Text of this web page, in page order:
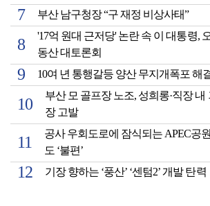
부산 남구청장 “구 재정 비상사태”
'17억 원대 근저당' 논란 속 이 대통령,
동산 대토론회
10여 년 통행갈등 양산 무지개폭포 해
부산 모 골프장 노조, 성희롱·직장
장 고발
공사 우회도로에 잠식되는 APEC공
도 ‘불편’
기장 향하는 ‘풍산’ ‘센텀2’ 개발 탄력